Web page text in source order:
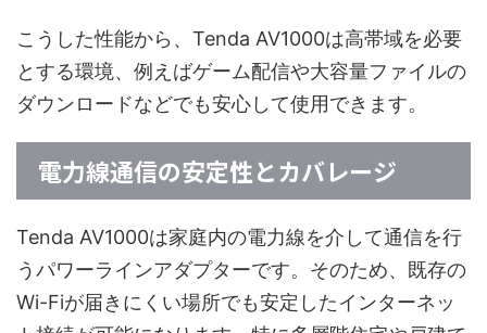
こうした性能から、Tenda AV1000は高帯域を必要
とする環境、例えばゲーム配信や大容量ファイルの
ダウンロードなどでも安心して使用できます。
電力線通信の安定性とカバレージ
Tenda AV1000は家庭内の電力線を介して通信を行
うパワーラインアダプターです。そのため、既存の
Wi-Fiが届きにくい場所でも安定したインターネッ